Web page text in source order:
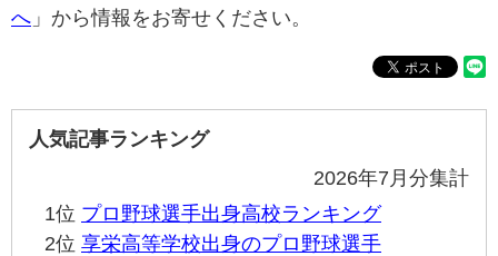
へ 」から情報をお寄せください。
人気記事ランキング
2026年7月分集計
1位 プロ野球選手出身高校ランキング
2位 享栄高等学校出身のプロ野球選手